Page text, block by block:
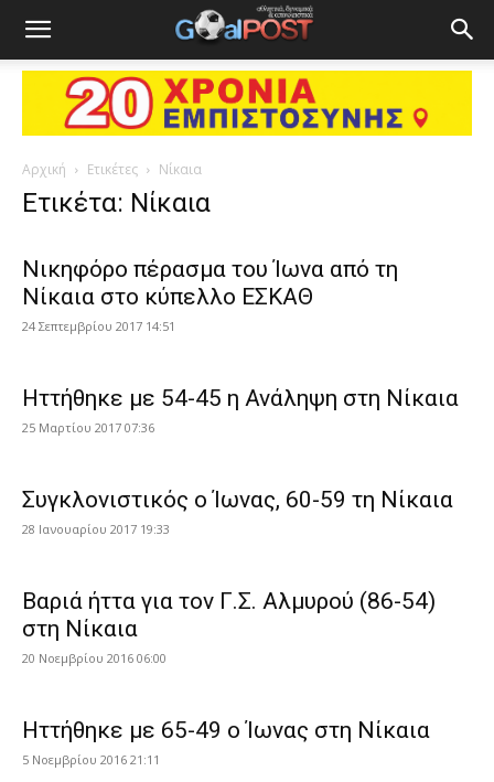
Αρχική Ετικέτες Νίκαια
Ετικέτα: Νίκαια
Νικηφόρο πέρασμα του Ίωνα από τη
Νίκαια στο κύπελλο ΕΣΚΑΘ
24 Σεπτεμβρίου 2017 14:51
Ηττήθηκε με 54-45 η Ανάληψη στη Νίκαια
25 Μαρτίου 2017 07:36
Συγκλονιστικός ο Ίωνας, 60-59 τη Νίκαια
28 Ιανουαρίου 2017 19:33
Βαριά ήττα για τον Γ.Σ. Αλμυρού (86-54)
στη Νίκαια
20 Νοεμβρίου 2016 06:00
Ηττήθηκε με 65-49 ο Ίωνας στη Νίκαια
5 Νοεμβρίου 2016 21:11